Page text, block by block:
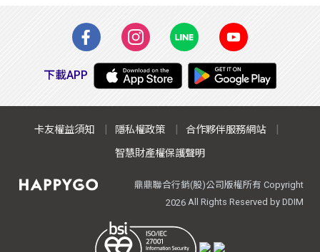
下載APP
卡友權益須知 隱私權政策
合作夥伴服務網站
智慧財產權保護聲明
鼎鼎聯合行銷(股)公司版權所有 Copyright
2026All Rights Reserved by DDIM